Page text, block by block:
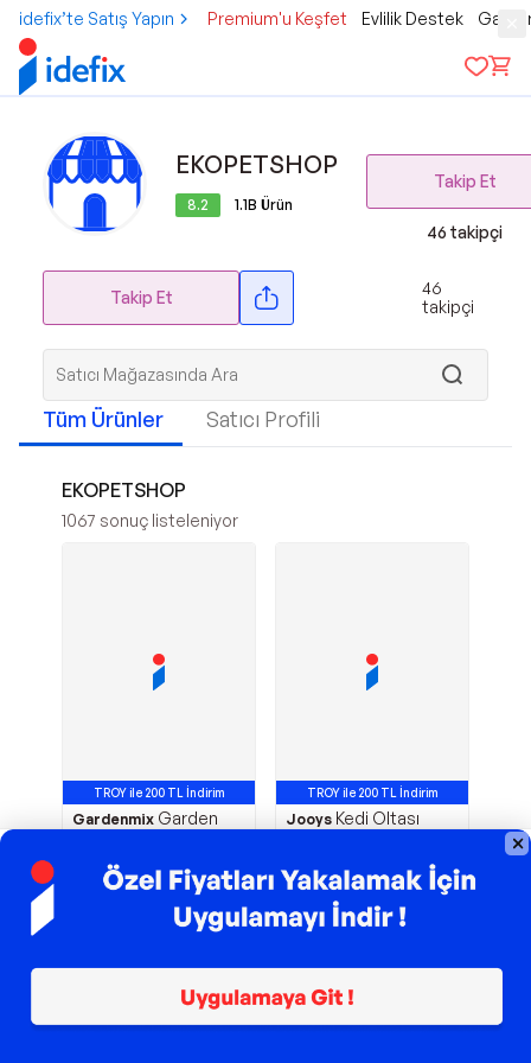
idefix’te Satış Yapın Premium'u Keşfet Evlilik Destek
EKOPETSHOP
8.2 1.1B Ürün
Takip Et
46 takipçi
Takip Et
46
takipçi
Tüm Ürünler Satıcı Profili
EKOPETSHOP
1067 sonuç listeleniyor
TROY ile 200 TL İndirim
Gardenmix Garden
TROY ile 200 TL İndirim
Jooys Kedi Oltası
TL